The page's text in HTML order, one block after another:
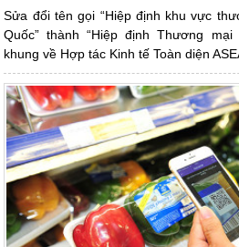
Sửa đổi tên gọi “Hiệp định khu vực
Quốc” thành “Hiệp định Thương
khung về Hợp tác Kinh tế Toàn diện